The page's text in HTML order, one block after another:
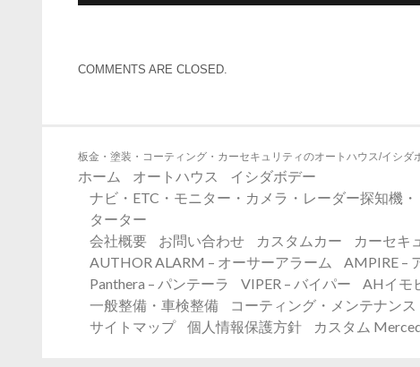
COMMENTS ARE CLOSED.
板金・塗装・コーティング・カーセキュリティのオートハウス/イシダ
ホーム オートハウス
イシダボデー
ナビ・ETC・モニター・カメラ・レーダー探知機
ターター
会社概要
お問い合わせ カスタムカー カーセキ
AUTHOR ALARM – オーサーアラーム
AMPIRE –
Panthera – パンテーラ
VIPER – バイパー AHイモ
一般整備・車検整備
コーティング・メンテナンス
サイトマップ
個人情報保護方針 カスタム